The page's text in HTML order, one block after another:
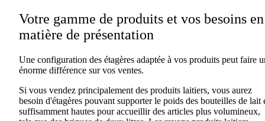
Votre gamme de produits et vos besoins en
matière de présentation
Une configuration des étagères adaptée à vos produits peut faire
énorme différence sur vos ventes.
Si vous vendez principalement des produits laitiers, vous aurez
besoin d'étagères pouvant supporter le poids des bouteilles de lait
suffisamment hautes pour accueillir des articles plus volumineux,